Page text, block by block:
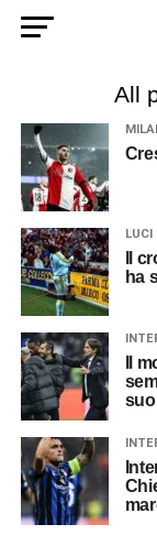
All
LUCI
Il
ha
Il